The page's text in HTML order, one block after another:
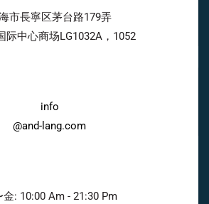
市長寧区茅台路179弄
际中心商场LG1032A，1052
info
@and-lang.com
金: 10:00 Am - 21:30 Pm